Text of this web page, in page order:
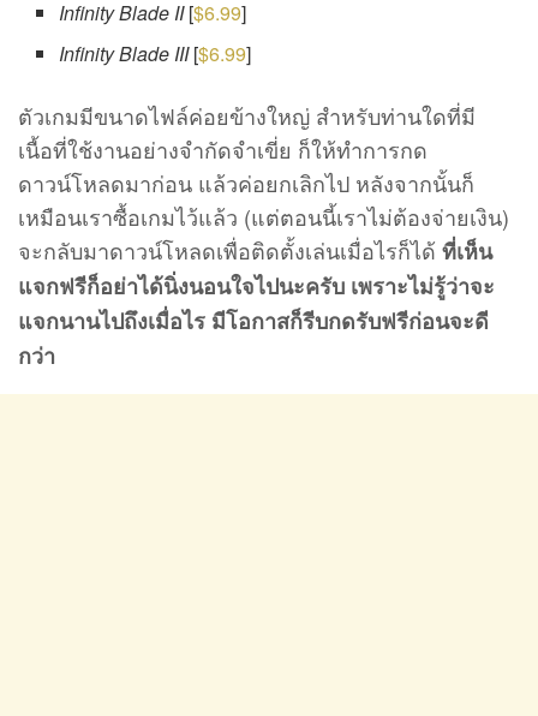
Infinity Blade II[$6.99]
Infinity Blade III[$6.99]
ตัวเกมมีขนาดไฟล์ค่อยข้างใหญ่ สำหรับท่านใดที่มี
เนื้อที่ใช้งานอย่างจำกัดจำเขี่ย ก็ให้ทำการกด
ดาวน์โหลดมาก่อน แล้วค่อยกเลิกไป หลังจากนั้นก็
เหมือนเราซื้อเกมไว้แล้ว (แต่ตอนนี้เราไม่ต้องจ่ายเงิน)
จะกลับมาดาวน์โหลดเพื่อติดตั้งเล่นเมื่อไรก็ได้ ที่เห็น
แจกฟรีก็อย่าได้นิ่งนอนใจไปนะครับ เพราะไม่รู้ว่าจะ
แจกนานไปถึงเมื่อไร มีโอกาสก็รีบกดรับฟรีก่อนจะดี
กว่า